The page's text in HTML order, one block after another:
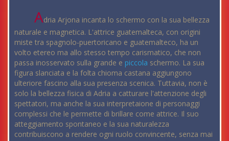
Adria Arjona incanta lo schermo con la sua bellezza
naturale e magnetica. L'attrice guatemalteca, con origini
miste tra spagnolo-puertoricano e guatemalteco, ha un
volto etereo ma allo stesso tempo carismatico, che non
passa inosservato sulla grande e piccola schermo. La sua
figura slanciata e la folta chioma castana aggiungono
ulteriore fascino alla sua presenza scenica. Tuttavia, non è
solo la bellezza fisica di Adria a catturare l'attenzione degli
spettatori, ma anche la sua interpretaione di personaggi
complessi che le permette di brillare come attrice. Il suo
atteggiamento spontaneo e la sua naturalezza
contribuiscono a rendere ogni ruolo convincente, senza mai